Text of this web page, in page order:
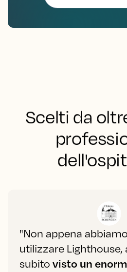
Scelti da
"Non appena
utilizzare Lighthouse,
subito visto un